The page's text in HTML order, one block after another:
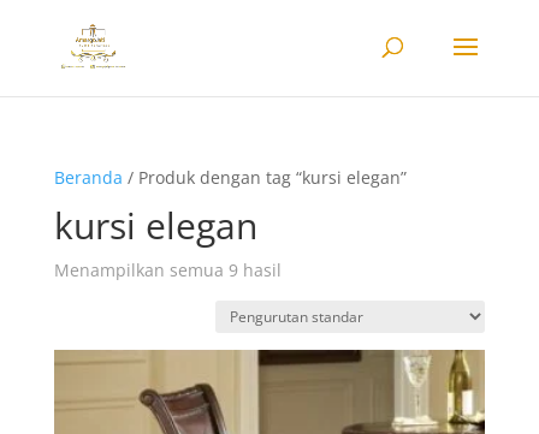
Beranda / Produk dengan tag “kursi elegan”
kursi elegan
Menampilkan semua 9 hasil